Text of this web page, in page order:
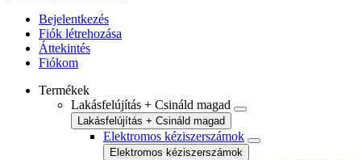
Bejelentkezés
Fiók létrehozása
Áttekintés
Fiókom
Termékek
Lakásfelújítás + Csináld magad
Lakásfelújítás + Csináld magad
Elektromos kéziszerszámok
Elektromos kéziszerszámok